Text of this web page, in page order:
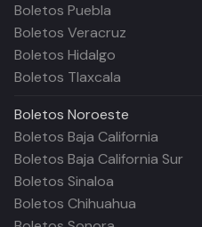
Boletos Puebla
Boletos Veracruz
Boletos Hidalgo
Boletos Tlaxcala
Boletos Noroeste
Boletos Baja California
Boletos Baja California Sur
Boletos Sinaloa
Boletos Chihuahua